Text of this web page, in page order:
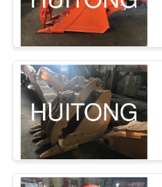
GIZLILIK
POLITIKASI